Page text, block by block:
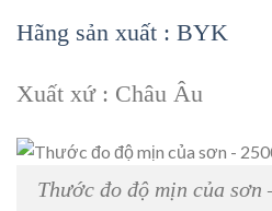
Hãng sản xuất : BYK
Xuất xứ : Châu Âu
Thước đo độ mịn của sơn